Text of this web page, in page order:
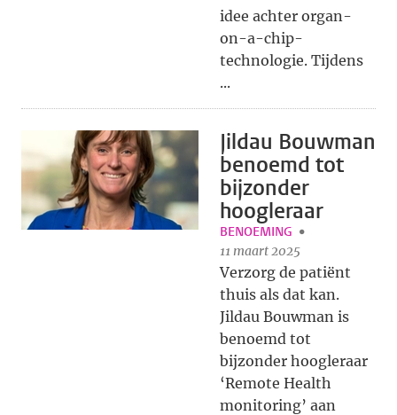
idee achter organ-
on-a-chip-
technologie. Tijdens
...
Jildau Bouwman
benoemd tot
bijzonder
hoogleraar
BENOEMING
11 maart 2025
Verzorg de patiënt
thuis als dat kan.
Jildau Bouwman is
benoemd tot
bijzonder hoogleraar
‘Remote Health
monitoring’ aan